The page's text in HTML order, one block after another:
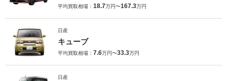
平均買取相場： 18.7万円〜167.3万円
日産
キューブ
平均買取相場： 7.6万円〜33.3万円
日産